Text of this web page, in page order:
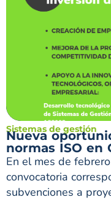
Sistemas de gestión
Nueva
normas ISO en
En el mes de
convocatoria
subvenciones a